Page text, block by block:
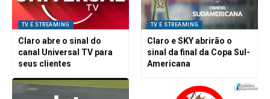
TV E STREAMING
Claro abre o sinal do
canal Universal TV para
seus clientes
TV E STREAMING
Claro e SKY abrirão o
sinal da final da Copa Sul-
Americana